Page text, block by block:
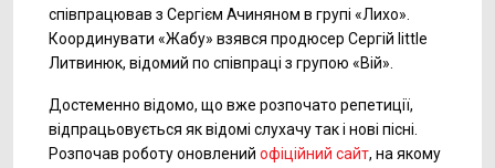
співпрацював з Сергієм Ачиняном в групі «Лихо».
Координувати «Жабу» взявся продюсер Сергій little
Литвинюк, відомий по співпраці з групою «Вій».
Достеменно відомо, що вже розпочато репетиції,
відпрацьовується як відомі слухачу так і нові пісні.
Розпочав роботу оновлений офіційний сайт, на якому